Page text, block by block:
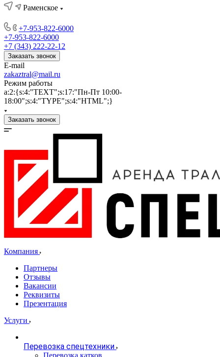
Раменское
+7-953-822-6000
+7-953-822-6000
+7 (343) 222-22-12
Заказать звонок
E-mail
zakaztral@mail.ru
Режим работы
a:2:{s:4:"TEXT";s:17:"Пн-Пт 10:00-
18:00";s:4:"TYPE";s:4:"HTML";}
Заказать звонок
Компания
Партнеры
Отзывы
Вакансии
Реквизиты
Презентация
Услуги
Перевозка спецтехники
Перевозка катков